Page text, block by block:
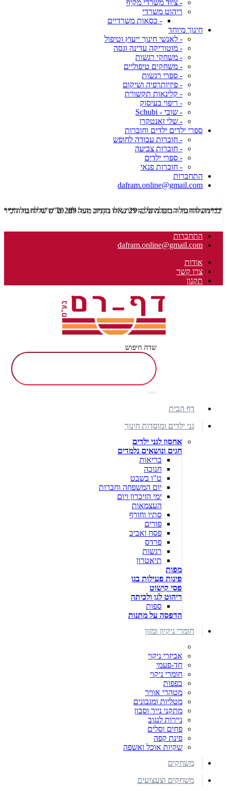
- ציוד משרדי מקיף
ריהוט משרדי
- כסאות משרדיים
חינוך מיוחד
- לאנשי חינוך ייעוץ וטיפול
- מוטוריקה עדינה וגסה
- משחקי רגשות
- משחקים טיפוליים
- ספרי רגשות
- פיזיותרפיה ושיקום
- קלינאות תקשורת
- ריפוי בעיסוק
- שובי - Schubi
- שלי זאנטקרן
ספרי ילדים ילדים וחוברות
- חוברות עבודה לחופש
- חוברות צביעה
- ספרי ילדים
- חוברות פנאי
התחברות
dafram.online@gmail.com
***משלוח עד הבית מוזל ב- 29 ש"ח בקניה מעל 289 ש"ח שליח עד הבית ***
התחברות
dafram.online@gmail.com
אודות
צרו קשר
תקנון
שדה חיפוש
דף הבית
גני ילדים ומוסדות חינוך
אחסון לגני ילדים
חגים ונושאים נלמדים
בריאות
חנוכה
ט"ו בשבט
יום המשפחה וחברות
ימי הזיכרון ויום
העצמאות
סתיו וחורף
פורים
פסח ואביב
פרדס
רגשות
תיאטרון
מפות
פינות פעילות בגן
פסי קישוט
ריהוט לגן ולכיתה
ספות
הדפסה על מתנות
חומרי ניקיון ומזון
אביזרי ניקוי
חד-פעמי
חומרי ניקוי
כפפות
מטהרי אוויר
מטליות ומגבונים
מתקני נייר וסבון
ניירות לנגוב
פחים וסלים
פינת קפה
שקיות אוכל ואשפה
משחקים
משחקים וצעצועים